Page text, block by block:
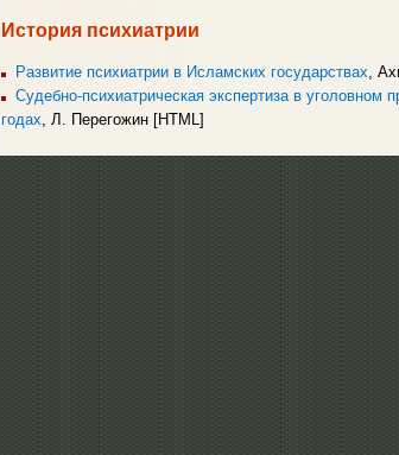
История психиатрии
Развитие психиатрии в Исламских государствах,
Судебно-психиатрическая экспертиза в уголовном
годах, Л. Перегожин [HTML]